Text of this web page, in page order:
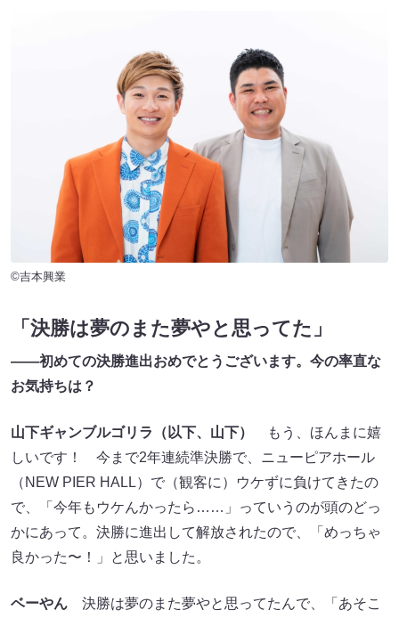
©吉本興業
「決勝は夢のまた夢やと思ってた」
――初めての決勝進出おめでとうございます。今の率直な
お気持ちは？
山下ギャンブルゴリラ（以下、山下）
もう、ほんまに嬉
しいです！ 今まで2年連続準決勝で、ニューピアホール
（NEW PIER HALL）で（観客に）ウケずに負けてきたの
で、「今年もウケんかったら……」っていうのが頭のどっ
かにあって。決勝に進出して解放されたので、「めっちゃ
良かった〜！」と思いました。
ベーやん 決勝は夢のまた夢やと思ってたんで、「あそこ